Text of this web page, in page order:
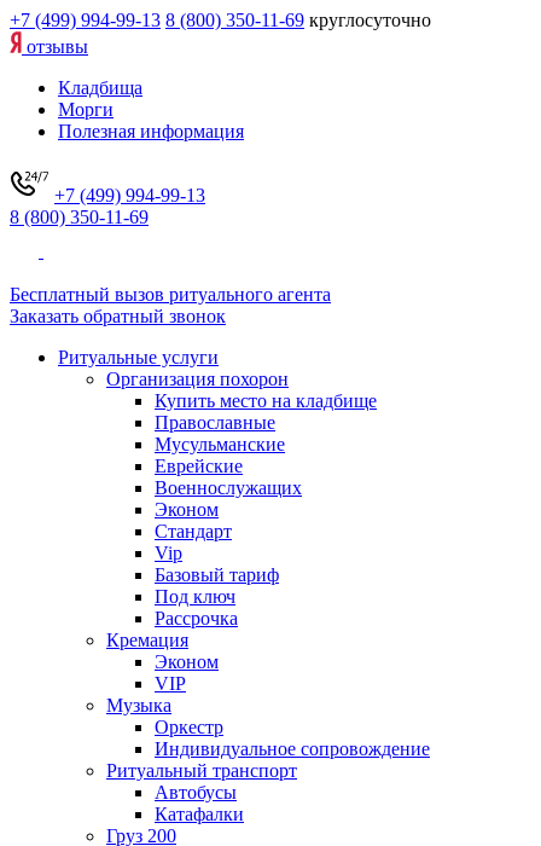
+7 (499) 994-99-13 8 (800) 350-11-69 круглосуточно
отзывы
Кладбища
Морги
Полезная информация
+7 (499) 994-99-13
8 (800) 350-11-69
Бесплатный вызов ритуального агента
Заказать обратный звонок
Ритуальные услуги
Организация похорон
Купить место на кладбище
Православные
Мусульманские
Еврейские
Военнослужащих
Эконом
Стандарт
Vip
Базовый тариф
Под ключ
Рассрочка
Кремация
Эконом
VIP
Музыка
Оркестр
Индивидуальное сопровождение
Ритуальный транспорт
Автобусы
Катафалки
Груз 200